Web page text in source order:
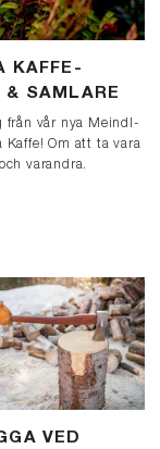
KAFFE-
& SAMLARE
från vår nya Meindl-
Kaffe! Om att ta vara
varandra.
VED